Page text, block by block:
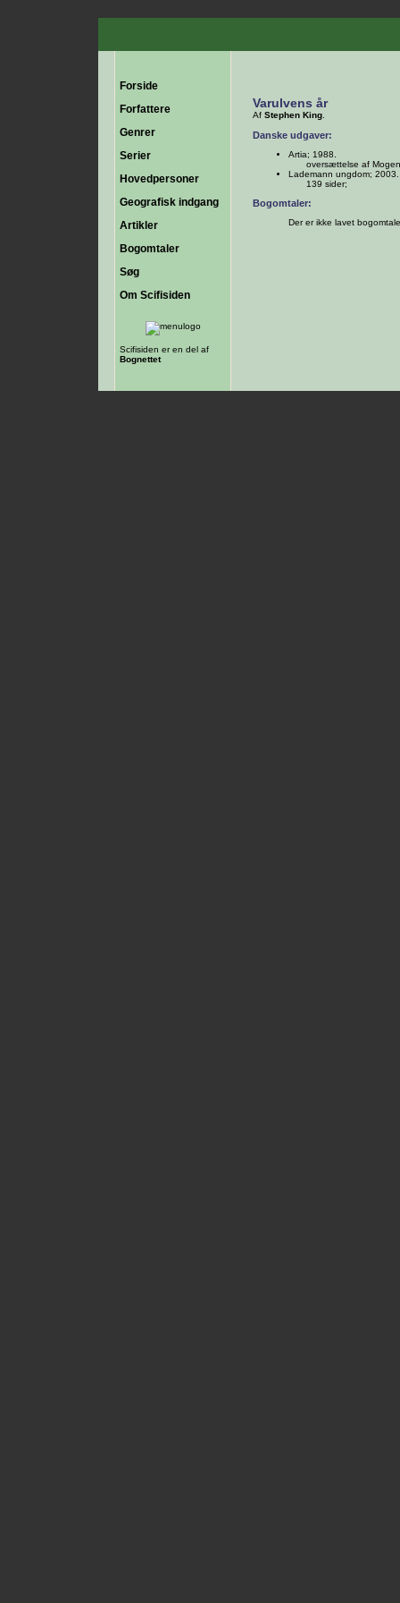
Forside
Forfattere
Genrer
Serier
Hovedpersoner
Geografisk indgang
Artikler
Bogomtaler
Søg
Om Scifisiden
Scifisiden er en del af
Bognettet
Varulvens år
Af Stephen King
Danske udgaver:
Artia; 1988.
oversættelse af
Lademann ungdom; 2003.
139 sider;
Bogomtaler:
Der er ikke lavet